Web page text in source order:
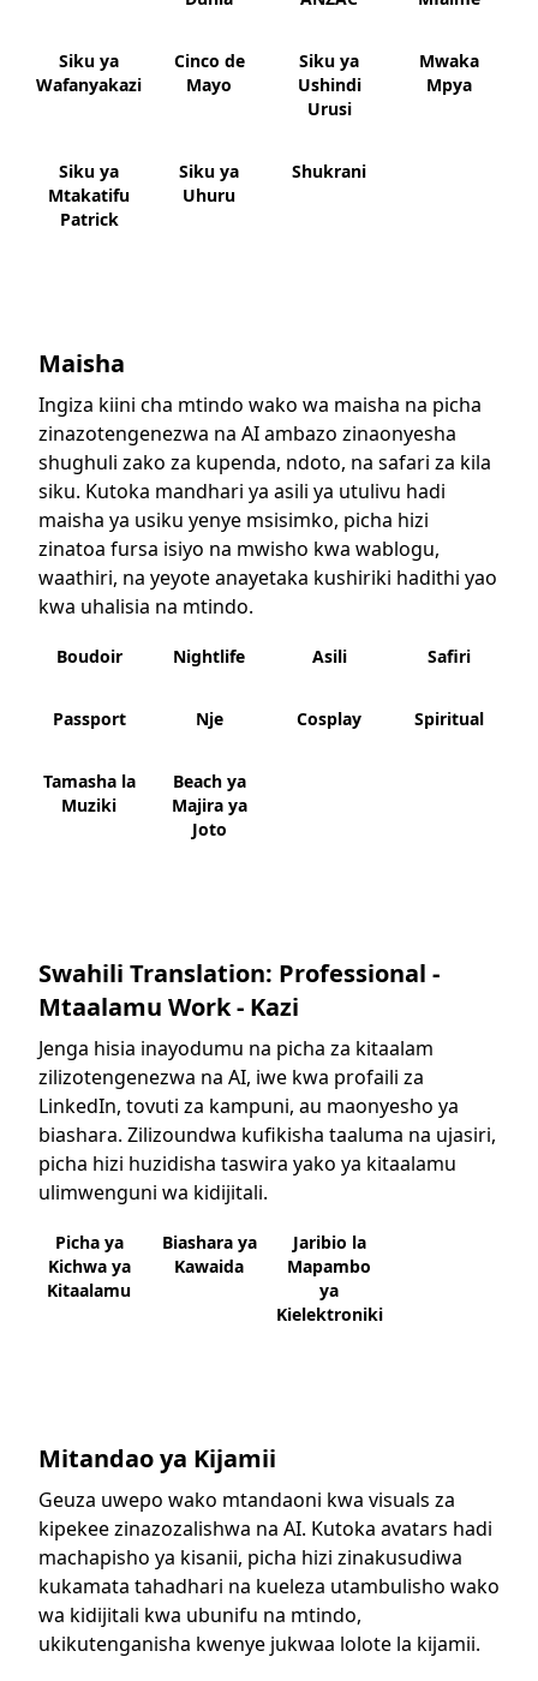
Siku ya
Wafanyakazi
Cinco de
Mayo
Siku ya
Ushindi
Urusi
Mwaka
Mpya
Siku ya
Mtakatifu
Patrick
Siku ya
Uhuru
Shukrani
Maisha
Ingiza kiini cha mtindo wako wa maisha na picha
zinazotengenezwa na AI ambazo zinaonyesha
shughuli zako za kupenda, ndoto, na safari za kila
siku. Kutoka mandhari ya asili ya utulivu hadi
maisha ya usiku yenye msisimko, picha hizi
zinatoa fursa isiyo na mwisho kwa wablogu,
waathiri, na yeyote anayetaka kushiriki hadithi yao
kwa uhalisia na mtindo.
Boudoir Nightlife Asili Safiri
Passport Nje Cosplay Spiritual
Tamasha la
Muziki
Beach ya
Majira ya
Joto
Swahili Translation: Professional -
Mtaalamu Work - Kazi
Jenga hisia inayodumu na picha za kitaalam
zilizotengenezwa na AI, iwe kwa profaili za
LinkedIn, tovuti za kampuni, au maonyesho ya
biashara. Zilizoundwa kufikisha taaluma na ujasiri,
picha hizi huzidisha taswira yako ya kitaalamu
ulimwenguni wa kidijitali.
Picha ya
Kichwa ya
Kitaalamu
Biashara ya
Kawaida
Jaribio la
Mapambo
ya
Kielektroniki
Mitandao ya Kijamii
Geuza uwepo wako mtandaoni kwa visuals za
kipekee zinazozalishwa na AI. Kutoka avatars hadi
machapisho ya kisanii, picha hizi zinakusudiwa
kukamata tahadhari na kueleza utambulisho wako
wa kidijitali kwa ubunifu na mtindo,
ukikutenganisha kwenye jukwaa lolote la kijamii.